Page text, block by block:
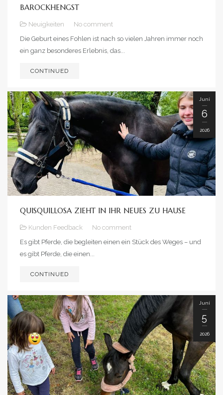
BAROCKHENGST
Neuigkeiten
No comment
Die Geburt eines Fohlen ist nach so vielen Jahren immer noch
ein ganz besonderes Erlebnis, das...
CONTINUED
Juni
6
2026
QUISQUILLOSA ZIEHT IN IHR NEUES ZU HAUSE
Kunden Feedback
No comment
Es gibt Pferde, die begleiten einen ein Stück des Weges – und
es gibt Pferde, die einen...
CONTINUED
Juni
5
2026